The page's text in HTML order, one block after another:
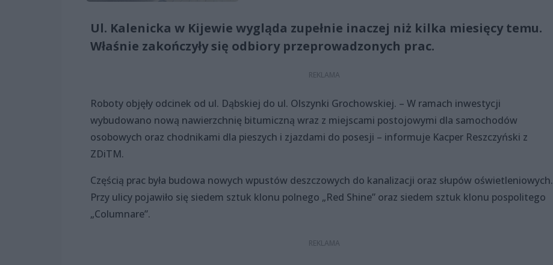
Ul. Kalenicka w Kijewie wygląda zupełnie inaczej niż kilka miesięcy temu.
Właśnie zakończyły się odbiory przeprowadzonych prac.
Roboty objęły odcinek od ul. Dąbskiej do ul. Olszynki Grochowskiej. – W ramach inwestycji
wybudowano nową nawierzchnię bitumiczną wraz z miejscami postojowymi dla samochodów
osobowych oraz chodnikami dla pieszych i zjazdami do posesji – informuje Kacper Reszczyński z
ZDiTM.
Częścią prac była budowa nowych wpustów deszczowych do kanalizacji oraz słupów oświetleniowych.
Przy ulicy pojawiło się siedem sztuk klonu polnego „Red Shine” oraz siedem sztuk klonu pospolitego
„Columnare”.